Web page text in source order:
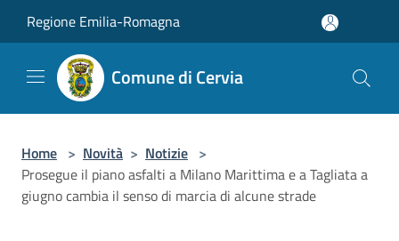
Regione Emilia-Romagna
Comune di Cervia
Home > Novità > Notizie >
Prosegue il piano asfalti a Milano Marittima e a Tagliata a
giugno cambia il senso di marcia di alcune strade